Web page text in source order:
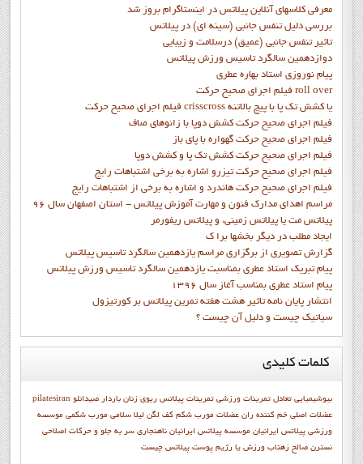
معرفی کلاسهای آنلاین پیلاتس در اینستاگرام بروز شد
بررسی دلیل تنفس جانبی (سینه ای) در پیلاتس
تاثیر تنفس جانبی (عمیق) درسلامت و زیبایی
دوازدهمين سالگرد تاسيس ورزش پيلاتس
پيام نوروزي استاد بهاره عطري
فيلم اجراي صحيح حرکت roll over
فيلم اجراي صحيح حركت crisscross يا كشش تك پا با پيچ بالاتنه
فيلم اجراي صحيح حرکت كشش دوپا با زانوهاي صاف
فيلم اجراي صحيح حرکت گهواره با پاي باز
فيلم اجراي صحيح حرکت کشش تک پا و کشش دوپا
فيلم اجراي صحيح حرکت تيزرو اشاره به برخي اشتباهات رايج
فيلم اجراي صحيح حرکت هاندرد و اشاره به برخي از اشتباهات رايج
مراسم اهدای مدارک فنون و مهارت آموزش پیلاتس - استان اصفهان سال 96
پیلاتس مت یا پیلاتس زمینی، و پیلاتس ریفورمر
ايجاد مطلب در ديگر بخشها برا ک
گزارش تصويري از برگزاري مراسم يازدهمين سالگرد تاسيس پيلاتس
پيام تبريک استاد عطري بمناسبت يازدهمين سالگرد تاسيس ورزش پيلاتس
پيام استاد عطري بمناسب آغاز سال 1396
انتشار پايان نامه تاثیر هشت هفته تمرین پیلاتس بر کورتیزول
سیاتیک چیست و دلیل آن چیست ؟
کلماتکلیدی
pilatesiran بیوشیمیایی تعادل تمرينات ورزشي تمرينات پيلاتس ریوی زنان باردار صیدانلو
عضلات اصلی خم کننده ران عضلات مورب شکم كف لگن ليلا سلامي مورب شکمی موسسه
ورزشی پیلاتس ایرانیان موسسه پيلاتس ايرانيان ناهنجاری سر به جلو و حرکات اصلاحی
نسترن صالح زهتاب ورزش يا رژيم پوست پيلاتس چيست